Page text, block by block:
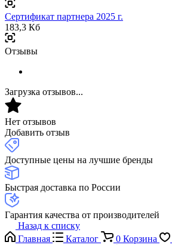
Сертификат партнера 2025 г.
183,3 Кб
Отзывы
Загрузка отзывов...
Нет отзывов
Добавить отзыв
Доступные цены на лучшие бренды
Быстрая доставка по России
Гарантия качества от производителей
Назад к списку
Главная
Каталог 0 Корзина